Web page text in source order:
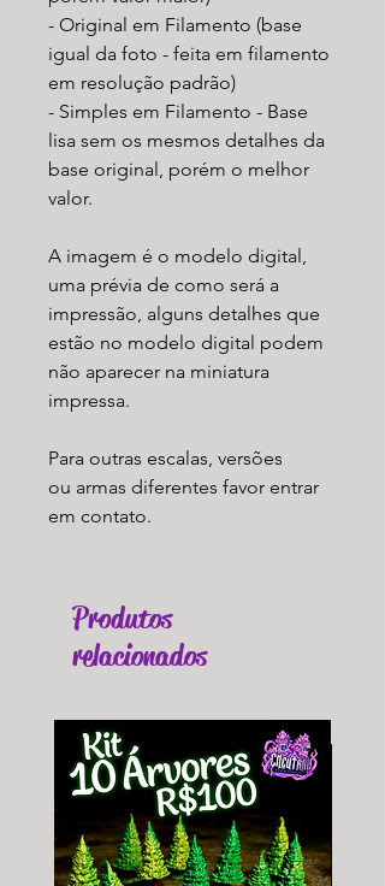
- Original em Filamento (base
igual da foto - feita em filamento
em resolução padrão)
- Simples em Filamento - Base
lisa sem os mesmos detalhes da
base original, porém o melhor
valor.
A imagem é o modelo digital,
uma prévia de como será a
impressão, alguns detalhes que
estão no modelo digital podem
não aparecer na miniatura
impressa.
Para outras escalas, versões
ou armas diferentes favor entrar
em contato.
Produtos
relacionados